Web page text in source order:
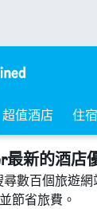
超值酒店 住
最新的酒店
數百個旅遊網
節省旅費。